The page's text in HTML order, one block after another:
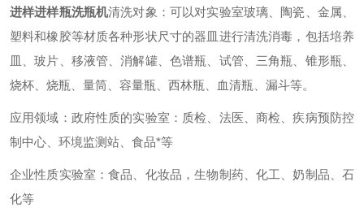
进样进样瓶洗瓶机清洗对象：可以对实验室玻璃、陶瓷、金属、
塑料和橡胶等材质各种形状尺寸的器皿进行清洗消毒，包括培养
皿、玻片、移液管、消解罐、色谱瓶、试管、三角瓶、锥形瓶、
烧杯、烧瓶、量筒、容量瓶、西林瓶、血清瓶、漏斗等。
应用领域：政府性质的实验室：质检、法医、商检、疾病预防控
制中心、环境监测站、食品*等
企业性质实验室：食品、化妆品，生物制药、化工、奶制品、石
化等